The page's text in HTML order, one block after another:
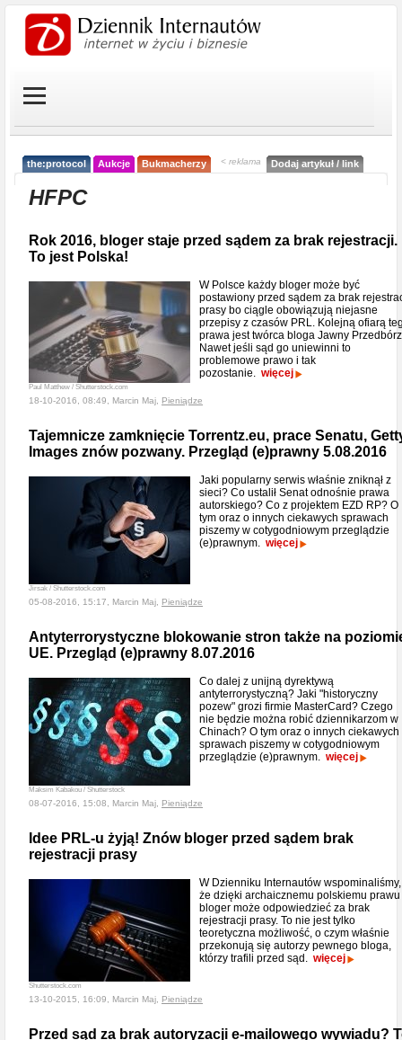
the:protocol Aukcje Bukmacherzy < reklama Dodaj artykuł / link
HFPC
Rok 2016, bloger staje przed sądem za brak rejestracji.
To jest Polska!
Paul Matthew / Shutterstock.com
W Polsce każdy bloger może być
postawiony przed sądem za brak
prasy bo ciągle obowiązują niejasne
przepisy z czasów PRL. Kolejną ofiarą
prawa jest twórca bloga Jawny
Nawet jeśli sąd go uniewinni to
problemowe prawo i tak
pozostanie. więcej
18-10-2016, 08:49, Marcin Maj, Pieniądze
Tajemnicze zamknięcie Torrentz.eu, prace Senatu,
Images znów pozwany. Przegląd (e)prawny 5.08.2016
Jirsak / Shutterstock.com
Jaki popularny serwis właśnie zniknął z
sieci? Co ustalił Senat odnośnie prawa
autorskiego? Co z projektem EZD RP? O
tym oraz o innych ciekawych sprawach
piszemy w cotygodniowym przeglądzie
(e)prawnym. więcej
05-08-2016, 15:17, Marcin Maj, Pieniądze
Antyterrorystyczne blokowanie stron także na
UE. Przegląd (e)prawny 8.07.2016
Maksim Kabakou / Shutterstock
Co dalej z unijną dyrektywą
antyterrorystyczną? Jaki "historyczny
pozew" grozi firmie MasterCard? Czego
nie będzie można robić dziennikarzom w
Chinach? O tym oraz o innych ciekawych
sprawach piszemy w cotygodniowym
przeglądzie (e)prawnym. więcej
08-07-2016, 15:08, Marcin Maj, Pieniądze
Idee PRL-u żyją! Znów bloger przed sądem brak
rejestracji prasy
Shutterstock.com
W Dzienniku Internautów wspominaliśmy,
że dzięki archaicznemu polskiemu prawu
bloger może odpowiedzieć za brak
rejestracji prasy. To nie jest tylko
teoretyczna możliwość, o czym właśnie
przekonują się autorzy pewnego bloga,
którzy trafili przed sąd. więcej
13-10-2015, 16:09, Marcin Maj, Pieniądze
Przed sąd za brak autoryzacji e-mailowego wywiadu?